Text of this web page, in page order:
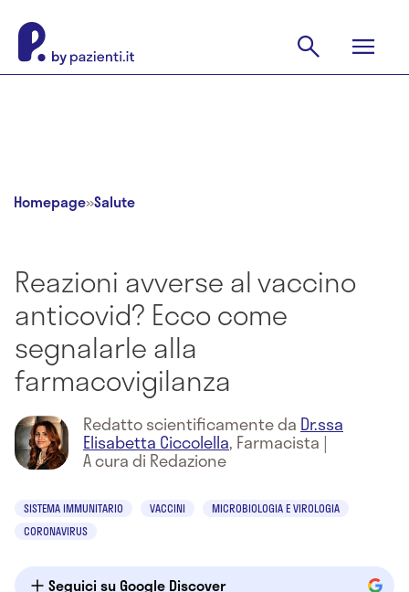
Homepage»Salute
Reazioni avverse al vaccino
anticovid? Ecco come
segnalarle alla
farmacovigilanza
Redatto scientificamente da Dr.ssa
Elisabetta Ciccolella, Farmacista |
A cura di Redazione
SISTEMA IMMUNITARIO VACCINI
MICROBIOLOGIA E VIROLOGIA
CORONAVIRUS
Seguici su Google Discover